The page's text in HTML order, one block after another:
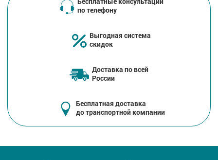
по телефону
Выгодная система
скидок
Доставка по всей
России
Бесплатная доставка
до транспортной компании